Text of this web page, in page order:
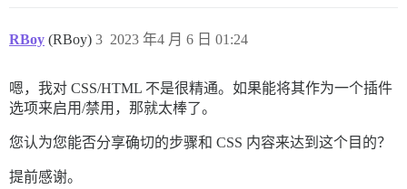
RBoy (RBoy) 2023 年4 月 6 日 01:24
3
嗯，我对 CSS/HTML 不是很精通。如果能将其作为一个插件
选项来启用/禁用，那就太棒了。
您认为您能否分享确切的步骤和 CSS 内容来达到这个目的？
提前感谢。